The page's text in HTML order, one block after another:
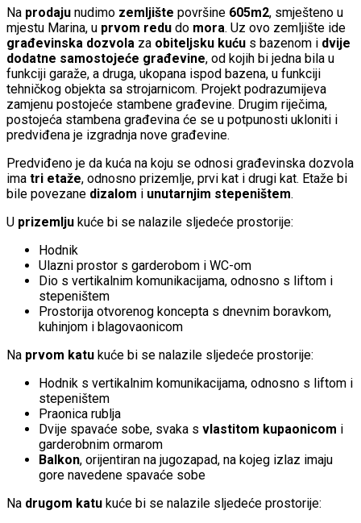
Na prodaju nudimo zemljište površine 605m2, smješteno u
mjestu Marina, u prvom redu do mora. Uz ovo zemljište ide
građevinska dozvola za obiteljsku kuću s bazenom i dvije
dodatne samostojeće građevine, od kojih bi jedna bila u
funkciji garaže, a druga, ukopana ispod bazena, u funkciji
tehničkog objekta sa strojarnicom. Projekt podrazumijeva
zamjenu postojeće stambene građevine. Drugim riječima,
postojeća stambena građevina će se u potpunosti ukloniti i
predviđena je izgradnja nove građevine.
Predviđeno je da kuća na koju se odnosi građevinska dozvola
ima tri etaže, odnosno prizemlje, prvi kat i drugi kat. Etaže bi
bile povezane dizalom i unutarnjim stepeništem.
U prizemlju kuće bi se nalazile sljedeće prostorije:
Hodnik
Ulazni prostor s garderobom i WC-om
Dio s vertikalnim komunikacijama, odnosno s liftom i
stepeništem
Prostorija otvorenog koncepta s dnevnim boravkom,
kuhinjom i blagovaonicom
Na prvom katu kuće bi se nalazile sljedeće prostorije:
Hodnik s vertikalnim komunikacijama, odnosno s liftom i
stepeništem
Praonica rublja
Dvije spavaće sobe, svaka s vlastitom kupaonicom i
garderobnim ormarom
Balkon, orijentiran na jugozapad, na kojeg izlaz imaju
gore navedene spavaće sobe
Na drugom katu kuće bi se nalazile sljedeće prostorije: